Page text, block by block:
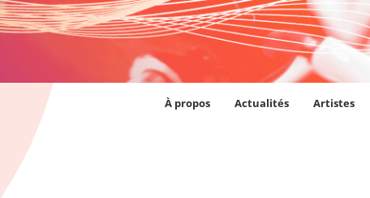
À propos Actualités Artistes
Enfants du Soleil